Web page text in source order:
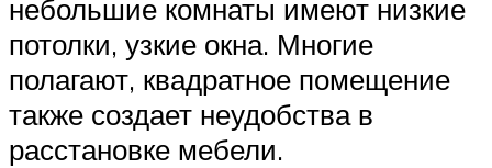
небольшие комнаты имеют низкие
потолки, узкие окна. Многие
полагают, квадратное помещение
также создает неудобства в
расстановке мебели.